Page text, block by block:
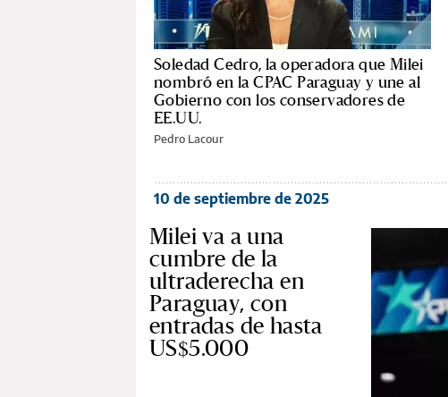
Soledad Cedro, la operadora que Milei
nombró en la CPAC Paraguay y une al
Gobierno con los conservadores de
EE.UU.
Pedro Lacour
10 de septiembre de 2025
Milei va a una
cumbre de la
ultraderecha en
Paraguay, con
entradas de hasta
US$5.000